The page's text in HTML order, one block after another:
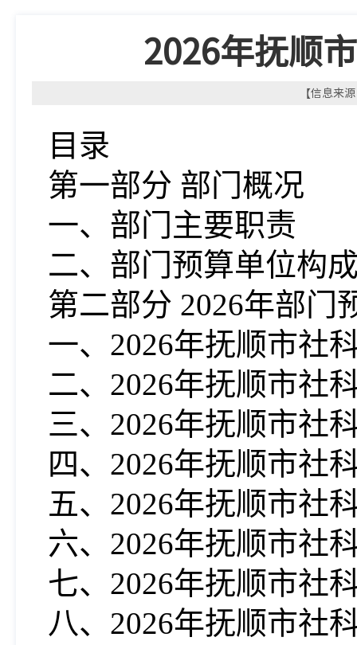
2026年抚顺
【信息来
目录
第一部分 部门概况
一、部门主要职责
二、部门预算单位构
第二部分 2026年部门
一、2026年抚顺市社
二、2026年抚顺市社
三、2026年抚顺市社
四、2026年抚顺市社
五、2026年抚顺市社
六、2026年抚顺市社
七、2026年抚顺市社
八、2026年抚顺市社